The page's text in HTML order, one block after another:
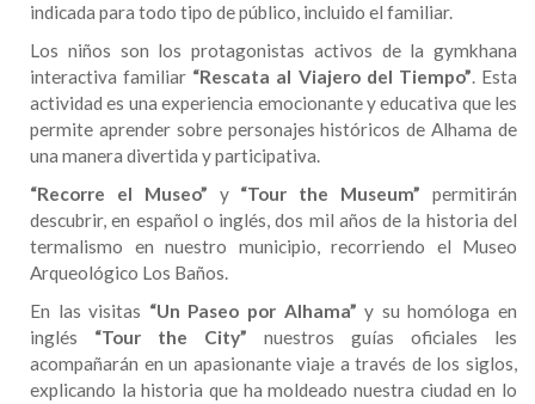
indicada para todo tipo de público, incluido el familiar.
Los niños son los protagonistas activos de la gymkhana
interactiva familiar “Rescata al Viajero del Tiempo”. Esta
actividad es una experiencia emocionante y educativa que les
permite aprender sobre personajes históricos de Alhama de
una manera divertida y participativa.
“Recorre el Museo” y “Tour the Museum” permitirán
descubrir, en español o inglés, dos mil años de la historia del
termalismo en nuestro municipio, recorriendo el Museo
Arqueológico Los Baños.
En las visitas “Un Paseo por Alhama” y su homóloga en
inglés “Tour the City” nuestros guías oficiales les
acompañarán en un apasionante viaje a través de los siglos,
explicando la historia que ha moldeado nuestra ciudad en lo